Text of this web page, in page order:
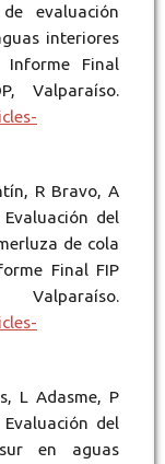
evaluación
interiores
Final
Valparaíso.
R Bravo, A
del
de cola
Final FIP
L Adasme, P
del
en aguas